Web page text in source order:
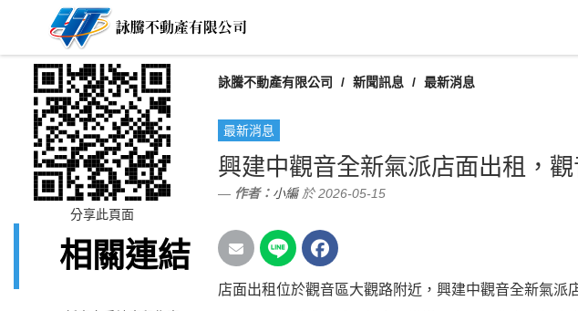
詠騰不動產有限公司 新聞訊息 最新消息
最新消息
興建中觀音全新氣派店面出租，
作者： 小編於 2026-05-15
店面出租位於觀音區大觀路附近，興建中觀音全新氣派
分享此頁面
相關連結